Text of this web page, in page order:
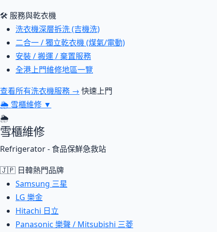
🛠 服務與乾衣機
洗衣機深層拆洗 (吉機洗)
二合一 / 獨立乾衣機 (煤氣/電動)
安裝 / 搬運 / 棄置服務
全港上門維修地區一覽
查看所有洗衣機服務 → 快速上門
🌦 雪櫃維修 ▼
🌦
雪櫃維修
Refrigerator - 食品保鮮急救站
🇯🇵 日韓熱門品牌
Samsung 三星
LG 樂金
Hitachi 日立
Panasonic 樂聲 / Mitsubishi 三菱